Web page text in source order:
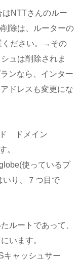
NTTさんのルー
除は、ルーターの
ください。→その
ュは削除されま
ンなら、インター
ドレスも変更にな
ド ドメイン
。
使っているプ
り、７つ目で
ルートであって、
います。
キャッシュサー